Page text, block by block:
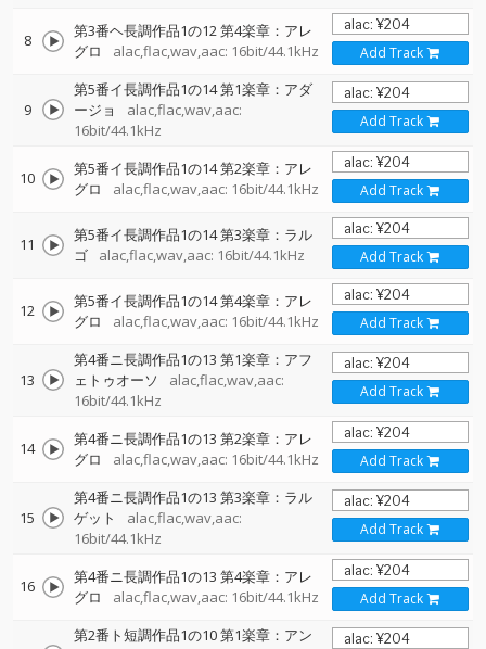
8
第3番ヘ長調作品1の12 第4楽章：アレ
グロ
alac,flac,wav,aac: 16bit/44.1kHz Add Track
9
第5番イ長調作品1の14 第1楽章：アダ
ージョ
alac,flac,wav,aac:
16bit/44.1kHz
Add Track
10
第5番イ長調作品1の14 第2楽章：アレ
グロ
alac,flac,wav,aac: 16bit/44.1kHz Add Track
11
第5番イ長調作品1の14 第3楽章：ラル
ゴ
alac,flac,wav,aac: 16bit/44.1kHz Add Track
12
第5番イ長調作品1の14 第4楽章：アレ
グロ
alac,flac,wav,aac: 16bit/44.1kHz Add Track
13
第4番ニ長調作品1の13 第1楽章：アフ
ェトゥオーソ
alac,flac,wav,aac:
16bit/44.1kHz
Add Track
14
第4番ニ長調作品1の13 第2楽章：アレ
グロ
alac,flac,wav,aac: 16bit/44.1kHz Add Track
15
第4番ニ長調作品1の13 第3楽章：ラル
ゲット
alac,flac,wav,aac:
16bit/44.1kHz
Add Track
16
第4番ニ長調作品1の13 第4楽章：アレ
グロ
alac,flac,wav,aac: 16bit/44.1kHz Add Track
第2番ト短調作品1の10 第1楽章：アン